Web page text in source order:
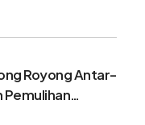
Royong Antar-
Pemulihan